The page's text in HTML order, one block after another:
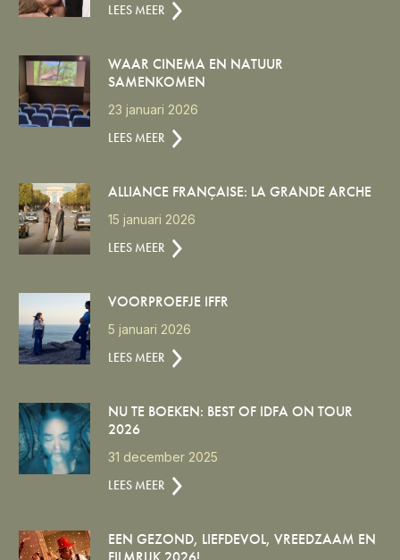
LEES MEER
WAAR CINEMA EN NATUUR
SAMENKOMEN
23 januari 2026
LEES MEER
ALLIANCE FRANÇAISE: LA GRANDE ARCHE
15 januari 2026
LEES MEER
VOORPROEFJE IFFR
5 januari 2026
LEES MEER
NU TE BOEKEN: BEST OF IDFA ON TOUR
2026
31 december 2025
LEES MEER
EEN GEZOND, LIEFDEVOL, VREEDZAAM EN